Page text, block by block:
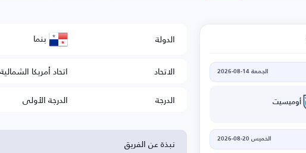
الجمعة 14-08-2026
أوميسيت
الخميس 20-08-2026
الدولة بنما
الاتحاد
اتحاد أمريكا
الدرجة
الدرجة الأولى
نبذة عن الفريق